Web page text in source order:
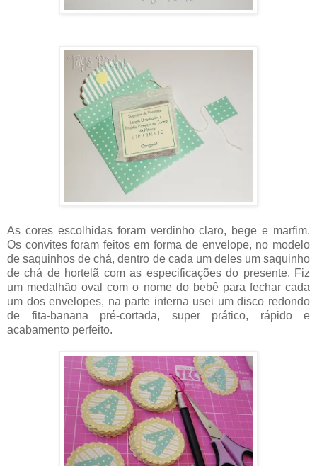
As cores escolhidas foram verdinho claro, bege e marfim.
Os convites foram feitos em forma de envelope, no modelo
de saquinhos de chá, dentro de cada um deles um saquinho
de chá de hortelã com as especificações do presente. Fiz
um medalhão oval com o nome do bebê para fechar cada
um dos envelopes, na parte interna usei um disco redondo
de fita-banana pré-cortada, super prático, rápido e
acabamento perfeito.